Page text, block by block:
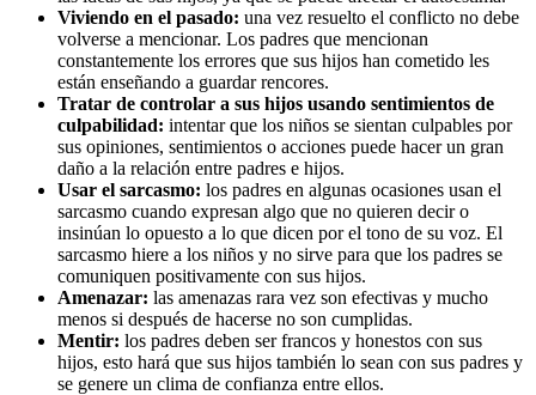
Viviendo en el pasado: una vez resuelto el conflicto no debe
volverse a mencionar. Los padres que mencionan
constantemente los errores que sus hijos han cometido les
están enseñando a guardar rencores.
Tratar de controlar a sus hijos usando sentimientos de
culpabilidad: intentar que los niños se sientan culpables por
sus opiniones, sentimientos o acciones puede hacer un gran
daño a la relación entre padres e hijos.
Usar el sarcasmo: los padres en algunas ocasiones usan el
sarcasmo cuando expresan algo que no quieren decir o
insinúan lo opuesto a lo que dicen por el tono de su voz. El
sarcasmo hiere a los niños y no sirve para que los padres se
comuniquen positivamente con sus hijos.
Amenazar: las amenazas rara vez son efectivas y mucho
menos si después de hacerse no son cumplidas.
Mentir: los padres deben ser francos y honestos con sus
hijos, esto hará que sus hijos también lo sean con sus padres y
se genere un clima de confianza entre ellos.